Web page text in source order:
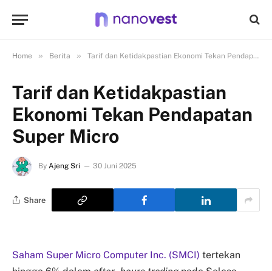
Home » Berita » Tarif dan Ketidakpastian Ekonomi Tekan Pendapatan Super Micro
Tarif dan Ketidakpastian
Ekonomi Tekan Pendapatan
Super Micro
By Ajeng Sri 30 Juni 2025
Share
Saham Super Micro Computer Inc. (SMCI) tertekan